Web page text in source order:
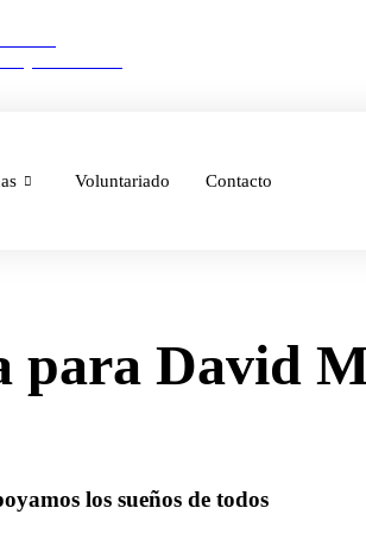
Voluntariado Contacto
para David
los sueños de todos